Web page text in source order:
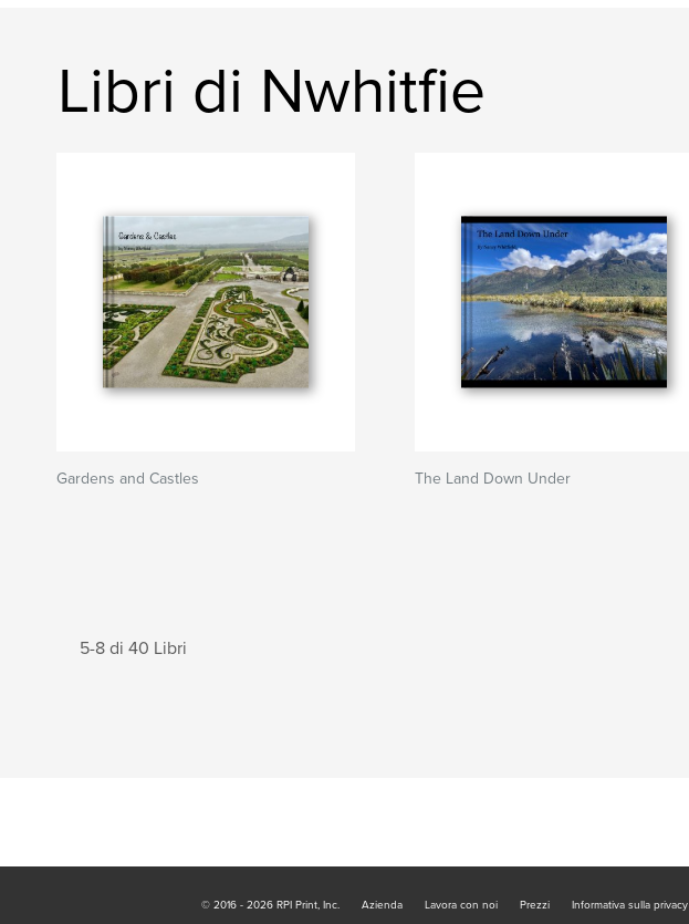
Libri di Nwhitfie
Gardens and Castles The Land Down Under
5-8 di 40 Libri
© 2016 - 2026 RPI Print, Inc. Azienda Lavora con noi Prezzi Informativa sulla privacy